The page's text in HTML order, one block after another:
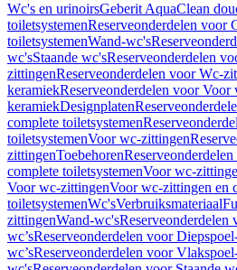
Wc's en urinoirsGeberit AquaClean
toiletsystemenReserveonderdelen voor
toiletsystemenWand-wc's
wc'sStaande wc'sReserveonderdelen
zittingenReserveonderdelen voor Wc-
keramiekReserveonderdelen voor Voor
keramiekDesignplaten
complete toiletsystemen
toiletsystemenVoor wc-zittingen
zittingenToebehoren
complete toiletsystemenVoor wc-
Voor wc-zittingenVoor wc-zittingen en
toiletsystemenWc'sVerbruiksmateriaal
zittingenWand-wc'sReserveonderdelen
wc’sReserveonderdelen voor
wc’sReserveonderdelen voor